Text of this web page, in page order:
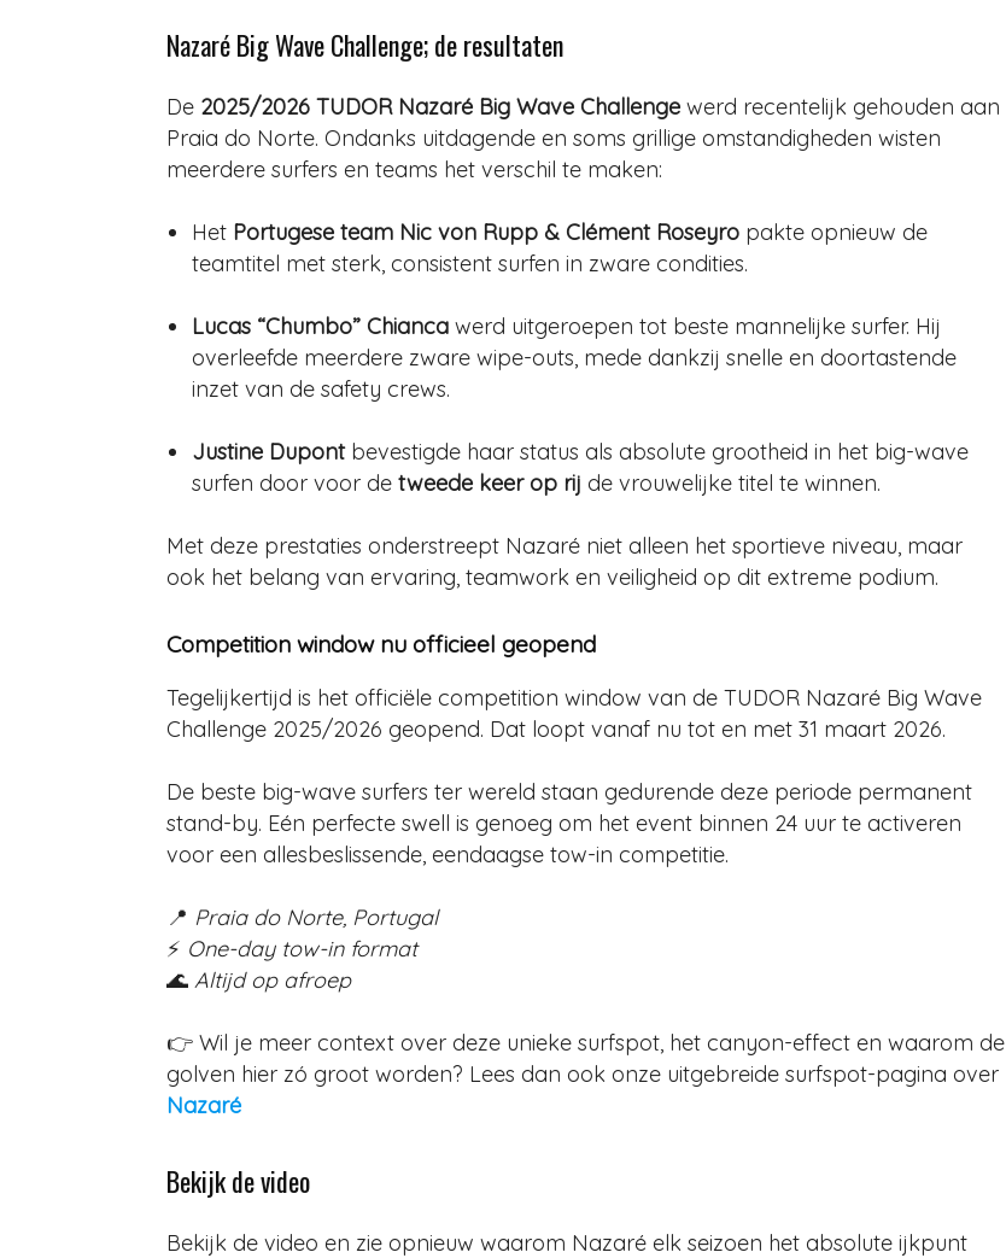
Nazaré Big Wave Challenge; de resultaten
De 2025/2026 TUDOR Nazaré Big Wave Challenge werd recentelijk gehouden aan
Praia do Norte. Ondanks uitdagende en soms grillige omstandigheden wisten
meerdere surfers en teams het verschil te maken:
Het Portugese team Nic von Rupp & Clément Roseyro pakte opnieuw de
teamtitel met sterk, consistent surfen in zware condities.
Lucas “Chumbo” Chianca werd uitgeroepen tot beste mannelijke surfer. Hij
overleefde meerdere zware wipe-outs, mede dankzij snelle en doortastende
inzet van de safety crews.
Justine Dupontbevestigde haar status als absolute grootheid in het big-wave
surfen door voor de tweede keer op rij de vrouwelijke titel te winnen.
Met deze prestaties onderstreept Nazaré niet alleen het sportieve niveau, maar
ook het belang van ervaring, teamwork en veiligheid op dit extreme podium.
Competition window nu officieel geopend
Tegelijkertijd is het officiële competition window van de TUDOR Nazaré Big Wave
Challenge 2025/2026 geopend. Dat loopt vanaf nu tot en met 31 maart 2026.
De beste big-wave surfers ter wereld staan gedurende deze periode permanent
stand-by. Eén perfecte swell is genoeg om het event binnen 24 uur te activeren
voor een allesbeslissende, eendaagse tow-in competitie.
📍 Praia do Norte, Portugal
⚡ One-day tow-in format
🌊 Altijd op afroep
👉 Wil je meer context over deze unieke surfspot, het canyon-effect en waarom de
golven hier zó groot worden? Lees dan ook onze uitgebreide surfspot-pagina over
Nazaré
Bekijk de video
Bekijk de video en zie opnieuw waarom Nazaré elk seizoen het absolute ijkpunt